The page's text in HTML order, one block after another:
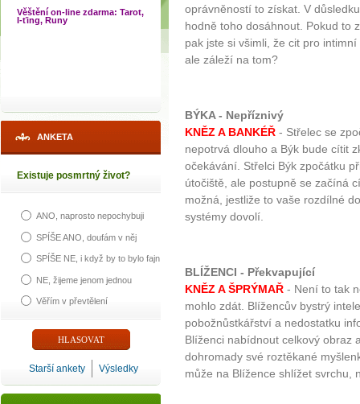
Věštění on-line zdarma: Tarot,
I-ťing, Runy
ANKETA
Existuje posmrtný život?
ANO, naprosto nepochybuji
SPÍŠE ANO, doufám v něj
SPÍŠE NE, i když by to bylo fajn
NE, žijeme jenom jednou
Věřím v převtělení
Starší ankety Výsledky
oprávněností to získat. V
hodně toho dosáhnout. Pokud to
pak jste si všimli, že cit pro
ale záleží na tom?
BÝKA - Nepříznivý
KNĚZ A BANKÉŘ - Střelec se
nepotrvá dlouho a Býk bude cítit
očekávání. Střelci Býk zpočátku
útočiště, ale postupně se začíná
možná, jestliže to vaše rozdílné
systémy dovolí.
BLÍŽENCI - Překvapující
KNĚZ A ŠPRÝMAŘ - Není to tak
mohlo zdát. Blížencův bystrý
pobožnůstkářství a nedostatku
Blíženci nabídnout celkový obraz
dohromady své roztěkané
může na Blížence shlížet svrchu,